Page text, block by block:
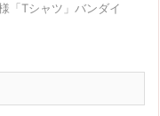
「Tシャツ」バンダイ